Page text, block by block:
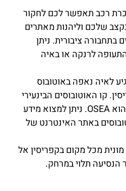
רכב תאפשר לכם לחקור
שלכם וליהנות מאתרים
בתחבורה ציבורית. ניתן
לרנקה או באיה
לאיה נאפה באוטובוס
קו האוטובוסים הבינעירי
המרכזי בקפריסין הוא OSEA. ניתן למצוא מידע
באתר האינטרנט של
מכל מקום בקפריסין אל